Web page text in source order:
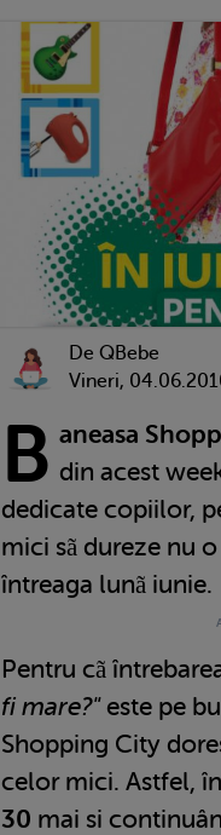
De QBebe
Vineri,
B aneasa
din acest
dedicate copiilor,
mici sã dureze nu
întreaga lunã iunie.
Pentru cã
fi mare?"este pe
Shopping City
celor mici. Astfel,
30 mai si